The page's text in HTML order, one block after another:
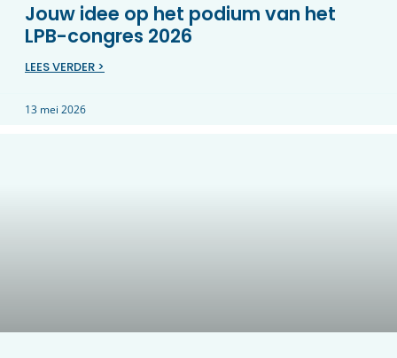
Jouw idee op het podium van het
LPB-congres 2026
LEES VERDER >
13 mei 2026